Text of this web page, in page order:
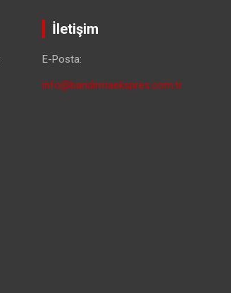
İletişim
E-Posta:
info@bandirmaekspres.com.tr